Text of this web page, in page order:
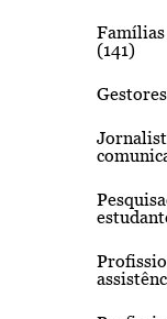
Famílias
(141)